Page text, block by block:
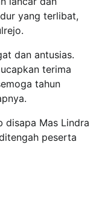
yang terlibat,
dan antusias.
terima
tahun
disapa Mas Lindra
peserta